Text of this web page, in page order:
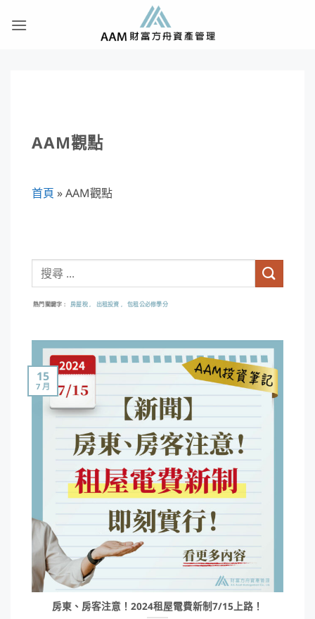
AAM觀點
首頁 »AAM觀點
熱門關鍵字 房屋稅 出租投資 包租公必修學分
房東、房客注意！2024租屋電費新制7/15上路！
15
7 月